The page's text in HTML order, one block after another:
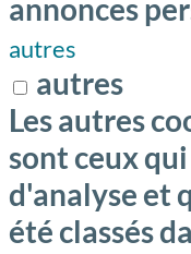
annonces
autres
autres
Les autres
sont ceux
d'analyse et
été classés